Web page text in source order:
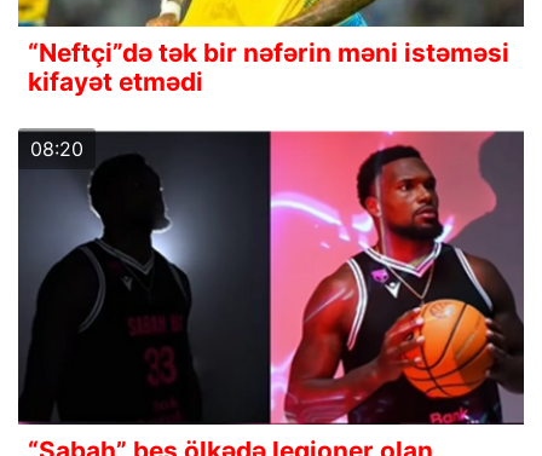
“Neftçi”də tək bir nəfərin məni istəməsi
kifayət etmədi
08:20